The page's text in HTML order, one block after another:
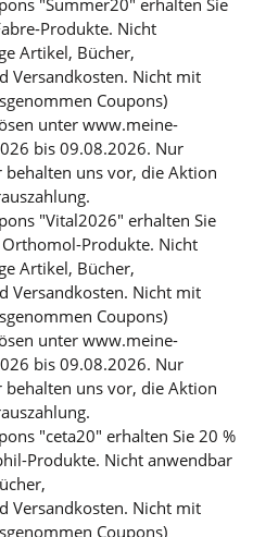
"Summer20" erhalten Sie
Produkte. Nicht
Artikel, Bücher,
Versandkosten. Nicht mit
Coupons)
unter www.meine-
bis 09.08.2026. Nur
uns vor, die Aktion
"Vital2026" erhalten Sie
Produkte. Nicht
Artikel, Bücher,
Versandkosten. Nicht mit
Coupons)
unter www.meine-
bis 09.08.2026. Nur
uns vor, die Aktion
"ceta20" erhalten Sie 20 %
Produkte. Nicht anwendbar
Versandkosten. Nicht mit
Coupons)